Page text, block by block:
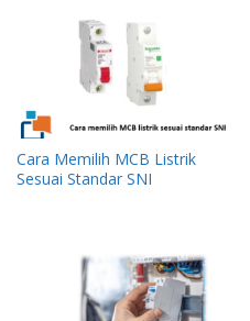
Cara Memilih MCB Listrik
Sesuai Standar SNI